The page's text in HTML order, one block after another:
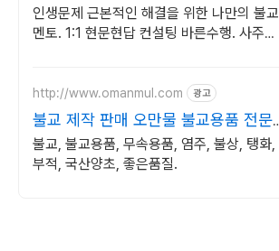
TV 유튜브 운영
인생문제 근본적인 해결을 위한 나만의 불교
멘토. 1:1 현문현답 컨설팅 바른수행. 사주알
http://www.omanmul.com 광고
불교 제작 판매 오만물 불교용품 전문
점
불교, 불교용품, 무속용품, 염주, 불상, 탱화,
부적, 국산양초, 좋은품질.